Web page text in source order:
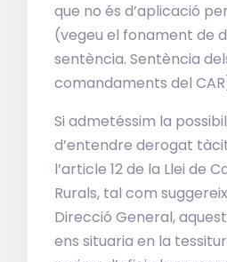
que no és d’aplicació
(vegeu el fonament de
sentència. Sentència
comandaments del
Si admetéssim la
d’entendre derogat
l’article 12 de la Llei de
Rurals, tal com
Direcció General,
ens situaria en la